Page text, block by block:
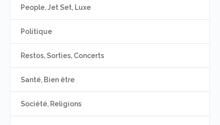
People, Jet Set, Luxe
Politique
Restos, Sorties, Concerts
Santé, Bien être
Société, Religions